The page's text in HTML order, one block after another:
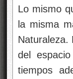
Lo mismo
la misma
Naturaleza.
del
tiempos